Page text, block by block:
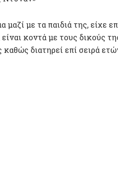
μαζί με τα παιδιά της, είχε
κοντά με τους δικούς
διατηρεί επί σειρά